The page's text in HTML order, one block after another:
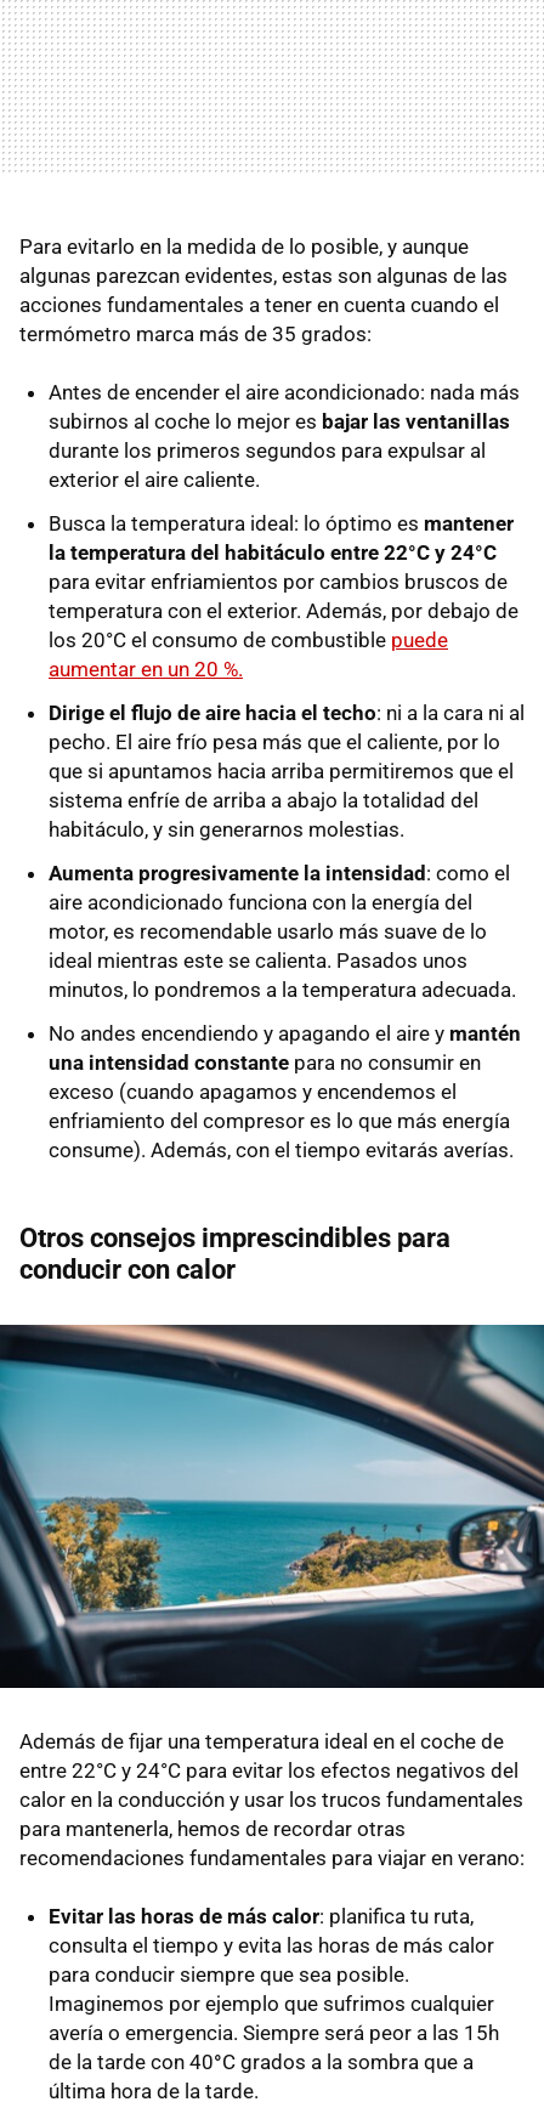
Para evitarlo en la medida de lo posible, y aunque
algunas parezcan evidentes, estas son algunas de las
acciones fundamentales a tener en cuenta cuando el
termómetro marca más de 35 grados:
Antes de encender el aire acondicionado: nada más
subirnos al coche lo mejor es bajar las ventanillas
durante los primeros segundos para expulsar al
exterior el aire caliente.
Busca la temperatura ideal: lo óptimo es mantener
la temperatura del habitáculo entre 22°C y 24°C
para evitar enfriamientos por cambios bruscos de
temperatura con el exterior. Además, por debajo de
los 20°C el consumo de combustible puede
aumentar en un 20 %.
Dirige el flujo de aire hacia el techo: ni a la cara ni al
pecho. El aire frío pesa más que el caliente, por lo
que si apuntamos hacia arriba permitiremos que el
sistema enfríe de arriba a abajo la totalidad del
habitáculo, y sin generarnos molestias.
Aumenta progresivamente la intensidad: como el
aire acondicionado funciona con la energía del
motor, es recomendable usarlo más suave de lo
ideal mientras este se calienta. Pasados unos
minutos, lo pondremos a la temperatura adecuada.
No andes encendiendo y apagando el aire y mantén
una intensidad constante para no consumir en
exceso (cuando apagamos y encendemos el
enfriamiento del compresor es lo que más energía
consume). Además, con el tiempo evitarás averías.
Otros consejos imprescindibles para
conducir con calor
Además de fijar una temperatura ideal en el coche de
entre 22°C y 24°C para evitar los efectos negativos del
calor en la conducción y usar los trucos fundamentales
para mantenerla, hemos de recordar otras
recomendaciones fundamentales para viajar en verano:
Evitar las horas de más calor: planifica tu ruta,
consulta el tiempo y evita las horas de más calor
para conducir siempre que sea posible.
Imaginemos por ejemplo que sufrimos cualquier
avería o emergencia. Siempre será peor a las 15h
de la tarde con 40°C grados a la sombra que a
última hora de la tarde.